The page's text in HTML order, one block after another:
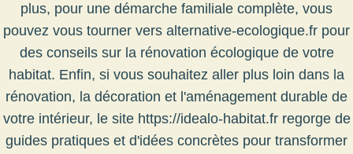
plus, pour une démarche familiale complète, vous
pouvez vous tourner vers alternative-ecologique.fr pour
des conseils sur la rénovation écologique de votre
habitat. Enfin, si vous souhaitez aller plus loin dans la
rénovation, la décoration et l'aménagement durable de
votre intérieur, le site https://idealo-habitat.frregorge de
guides pratiques et d'idées concrètes pour transformer